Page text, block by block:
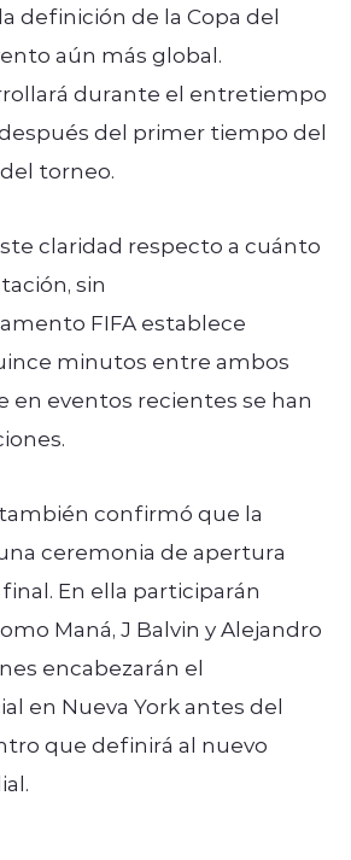
definición de la Copa del
aún más global.
durante el entretiempo
del primer tiempo del
torneo.
claridad respecto a cuánto
sin
FIFA establece
minutos entre ambos
en eventos recientes se han
confirmó que la
ceremonia de apertura
En ella participarán
Maná, J Balvin y Alejandro
encabezarán el
en Nueva York antes del
que definirá al nuevo